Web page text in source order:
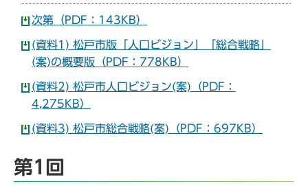
次第（PDF：143KB）
(資料1) 松戸市版「人口ビジョン」「総合戦略」
(案)の概要版（PDF：778KB）
(資料2) 松戸市人口ビジョン(案)（PDF：
4,275KB）
(資料3) 松戸市総合戦略(案)（PDF：697KB）
第1回